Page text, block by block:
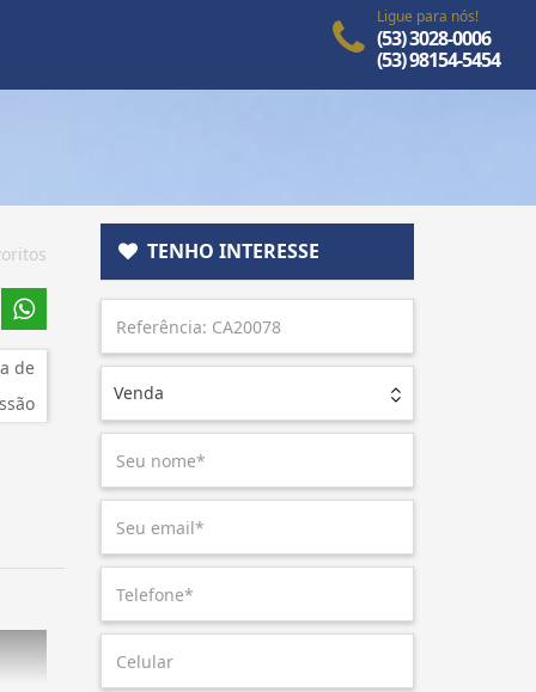
Ligue para nós!
(53) 3028-0006
(53) 98154-5454
de
TENHO INTERESSE
Venda